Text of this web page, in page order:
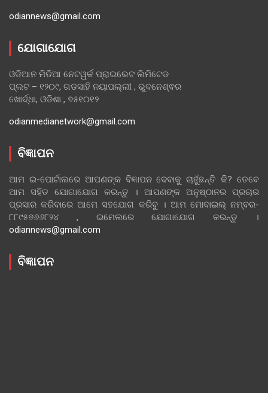
odiannews@gmail.com
ଯୋଗାଯୋଗ
ଓଡିଆନ ମିଡିଆ ନେଟୱର୍କ ପ୍ରାଇଭେଟ ଲିମିଟେଡ
ପ୍ଲଟ – ୧୨୦୯, ଗଡସାହି ନୟାପଲ୍ଲୀ , ଭୁବନେଶ୍ଵର
ଖୋର୍ଦ୍ଧା, ଓଡିଶା , ୭୫୧୦୧୨
odianmedianetwork@gmail.com
ବିଜ୍ଞାପନ
ଆମ ଇ-ପୋର୍ଟାଲରେ ଆପଣଙ୍କ ବିଜ୍ଞାପନ ଦେବାକୁ ଚାହୁଁଛନ୍ତି କି? ତେବେ
ଆମ ସହିତ ଯୋଗାଯୋଗ କରନ୍ତୁ । ଆପଣଙ୍କ ଅନୁଷ୍ଠାନର ପ୍ରଚାର
ପ୍ରସାର କରିବାରେ ଆମେ ସହଯୋଗ କରିବୁ । ଆମ ମୋବାଇଲ୍ ନମ୍ବର-
୮୮୯୫୭୬୬୮୨୪ , ଇମେଲରେ ଯୋଗାଯୋଗ କରନ୍ତୁ ।
odiannews@gmail.com
ବିଜ୍ଞାପନ